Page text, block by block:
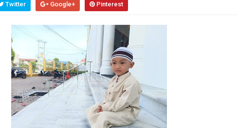
Twitter Google+ Pinterest